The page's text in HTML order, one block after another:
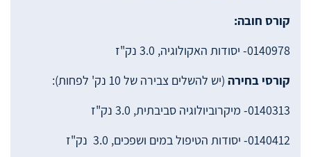
קורס חובה:
0140978- יסודות האקולוגיה, 3.0 נק"ז
קורסי בחירה (יש להשלים צבירה של 10 נק' לפחות):
0140313- מיקרוביולוגיה סביבתית, 3.0 נק"ז
0140412- יסודות הטיפול במים ושפכים, 3.0 נק"ז